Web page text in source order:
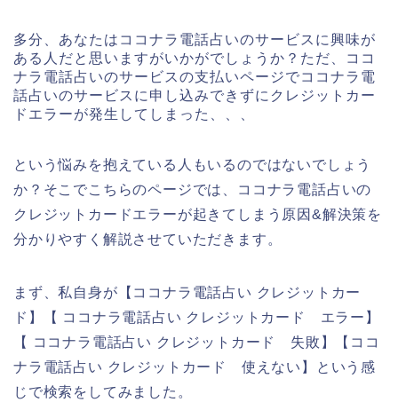
多分、あなたはココナラ電話占いのサービスに興味が
ある人だと思いますがいかがでしょうか？ただ、ココ
ナラ電話占いのサービスの支払いページでココナラ電
話占いのサービスに申し込みできずにクレジットカー
ドエラーが発生してしまった、、、
という悩みを抱えている人もいるのではないでしょう
か？そこでこちらのページでは、ココナラ電話占いの
クレジットカードエラーが起きてしまう原因&解決策を
分かりやすく解説させていただきます。
まず、私自身が【ココナラ電話占い クレジットカー
ド】【 ココナラ電話占い クレジットカード エラー】
【 ココナラ電話占い クレジットカード 失敗】【ココ
ナラ電話占い クレジットカード 使えない】という感
じで検索をしてみました。